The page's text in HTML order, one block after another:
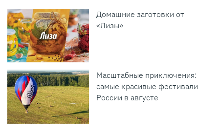
Домашние заготовки от
«Лизы»
Масштабные приключения:
самые красивые фестивали
России в августе